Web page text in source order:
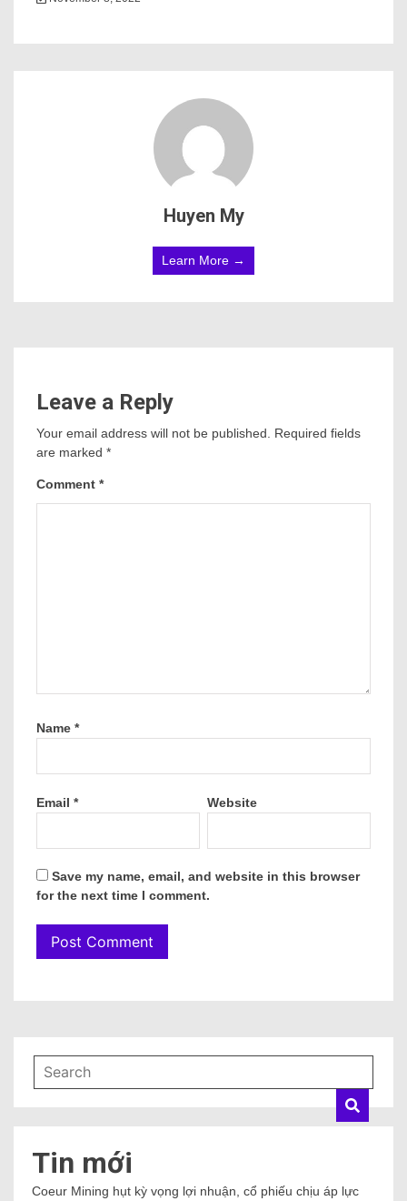
Huyen My
Learn More →
Leave a Reply
Your email address will not be published.
Required fields
are marked *
Comment *
Name *
Email * Website
Save my name, email, and website in this browser
for the next time I comment.
Tin mới
Coeur Mining hụt kỳ vọng lợi nhuận, cổ phiếu chịu áp lực